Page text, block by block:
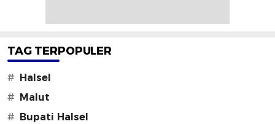
TAG TERPOPULER
#
Halsel
#
Malut
#
Bupati Halsel